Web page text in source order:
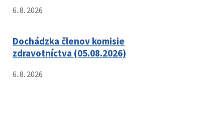
6. 8. 2026
Dochádzka členov komisie
zdravotníctva (05.08.2026)
6. 8. 2026